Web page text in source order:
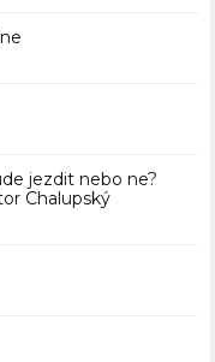
jezdit nebo ne?
Chalupský